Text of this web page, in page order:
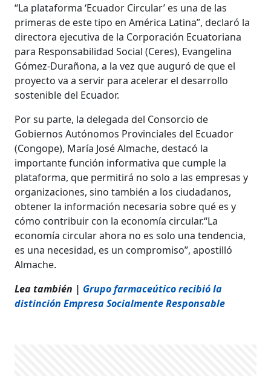
“La plataforma ‘Ecuador Circular’ es una de las
primeras de este tipo en América Latina”, declaró la
directora ejecutiva de la Corporación Ecuatoriana
para Responsabilidad Social (Ceres), Evangelina
Gómez-Durañona, a la vez que auguró de que el
proyecto va a servir para acelerar el desarrollo
sostenible del Ecuador.
Por su parte, la delegada del Consorcio de
Gobiernos Autónomos Provinciales del Ecuador
(Congope), María José Almache, destacó la
importante función informativa que cumple la
plataforma, que permitirá no solo a las empresas y
organizaciones, sino también a los ciudadanos,
obtener la información necesaria sobre qué es y
cómo contribuir con la economía circular.“La
economía circular ahora no es solo una tendencia,
es una necesidad, es un compromiso”, apostilló
Almache.
Lea también | Grupo farmaceútico recibió la
distinción Empresa Socialmente Responsable